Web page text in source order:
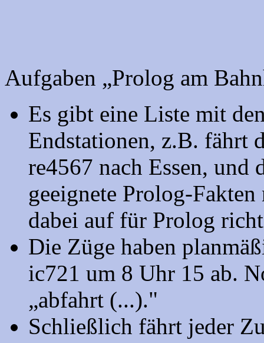
Aufgaben „Prolog am
Es gibt eine Liste mit
Endstationen, z.B. fährt
re4567 nach Essen,
geeignete Prolog-
dabei auf für Prolog
Die Züge haben
ic721 um 8 Uhr 15 ab.
„abfahrt (...)."
Schließlich fährt jeder